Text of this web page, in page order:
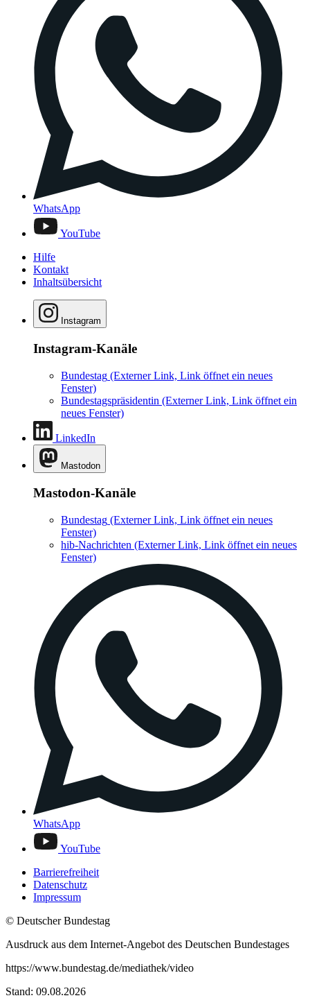
WhatsApp
YouTube
Hilfe
Kontakt
Inhaltsübersicht
Instagram
Instagram-Kanäle
Bundestag (Externer Link, Link öffnet ein neues
Fenster)
Bundestagspräsidentin (Externer Link, Link öffnet ein
neues Fenster)
LinkedIn
Mastodon
Mastodon-Kanäle
Bundestag (Externer Link, Link öffnet ein neues
Fenster)
hib-Nachrichten (Externer Link, Link öffnet ein neues
Fenster)
WhatsApp
YouTube
Barrierefreiheit
Datenschutz
Impressum
© Deutscher Bundestag
Ausdruck aus dem Internet-Angebot des Deutschen Bundestages
https://www.bundestag.de/mediathek/video
Stand: 09.08.2026